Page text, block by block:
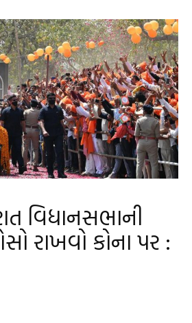
Gujarati
વિધાનસભાની
રાખવો કોના પર :